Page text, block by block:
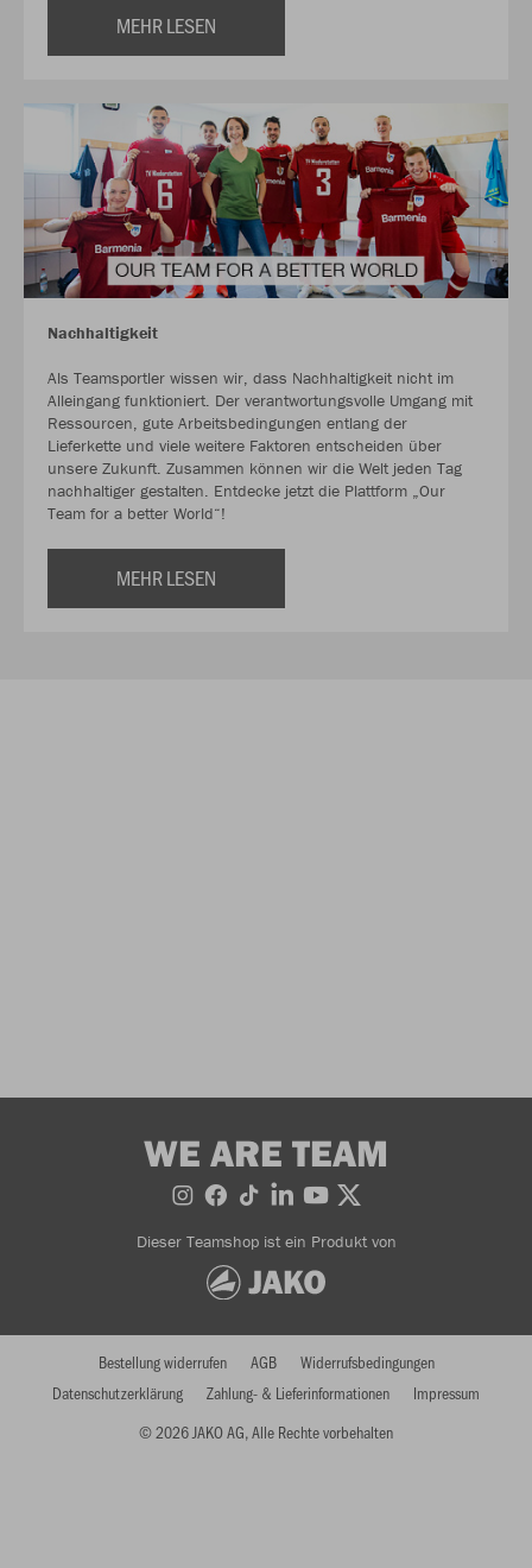
MEHR LESEN
Nachhaltigkeit
Als Teamsportler wissen wir, dass Nachhaltigkeit nicht im
Alleingang funktioniert. Der verantwortungsvolle Umgang mit
Ressourcen, gute Arbeitsbedingungen entlang der
Lieferkette und viele weitere Faktoren entscheiden über
unsere Zukunft. Zusammen können wir die Welt jeden Tag
nachhaltiger gestalten. Entdecke jetzt die Plattform „Our
Team for a better World“!
MEHR LESEN
WE ARE TEAM
Dieser Teamshop ist ein Produkt von
© 2026 JAKO AG, Alle Rechte vorbehalten
Bestellung widerrufen AGB
Widerrufsbedingungen
Datenschutzerklärung
Zahlung- & Lieferinformationen Impressum